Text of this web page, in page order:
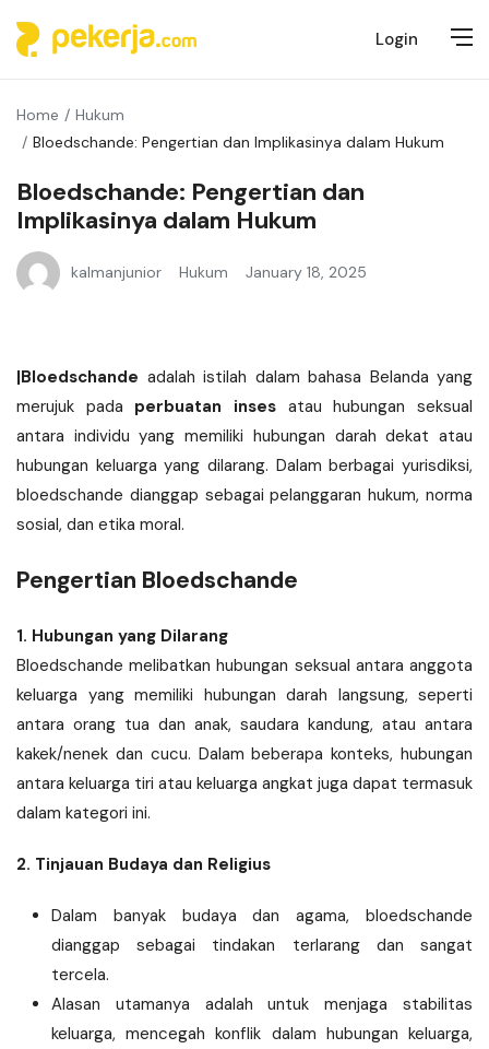
Login
Home
Hukum
Bloedschande: Pengertian dan Implikasinya dalam Hukum
Bloedschande: Pengertian dan
Implikasinya dalam Hukum
kalmanjunior Hukum January 18, 2025
|Bloedschande adalah istilah dalam bahasa Belanda yang
merujuk pada perbuatan inses atau hubungan seksual
antara individu yang memiliki hubungan darah dekat atau
hubungan keluarga yang dilarang. Dalam berbagai yurisdiksi,
bloedschande dianggap sebagai pelanggaran hukum, norma
sosial, dan etika moral.
Pengertian Bloedschande
1. Hubungan yang Dilarang
Bloedschande melibatkan hubungan seksual antara anggota
keluarga yang memiliki hubungan darah langsung, seperti
antara orang tua dan anak, saudara kandung, atau antara
kakek/nenek dan cucu. Dalam beberapa konteks, hubungan
antara keluarga tiri atau keluarga angkat juga dapat termasuk
dalam kategori ini.
2. Tinjauan Budaya dan Religius
Dalam banyak budaya dan agama, bloedschande
dianggap sebagai tindakan terlarang dan sangat
tercela.
Alasan utamanya adalah untuk menjaga stabilitas
keluarga, mencegah konflik dalam hubungan keluarga,